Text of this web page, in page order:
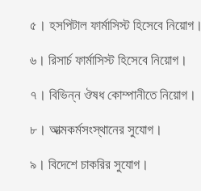
৫। হসপিটাল ফার্মাসিস্ট হিসেবে নিয়োগ।
৬। রিসার্চ ফার্মাসিস্ট হিসেবে নিয়োগ।
৭। বিভিন্ন ঔষধ কোম্পানীতে নিয়োগ।
৮। আত্মকর্মসংস্থানের সুযোগ।
৯। বিদেশে চাকরির সুযোগ।